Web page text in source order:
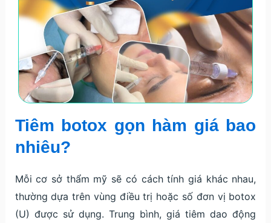
Tiêm botox gọn hàm giá bao
nhiêu?
Mỗi cơ sở thẩm mỹ sẽ có cách tính giá khác nhau,
thường dựa trên vùng điều trị hoặc số đơn vị botox
(U) được sử dụng. Trung bình, giá tiêm dao động